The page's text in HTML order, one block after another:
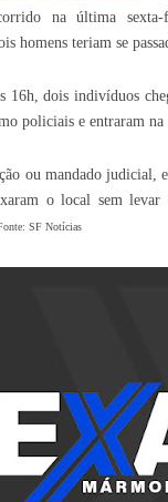
na última
homens teriam se
16h, dois indivíduos
policiais e entraram na
ou mandado
o local sem
SF Notícias